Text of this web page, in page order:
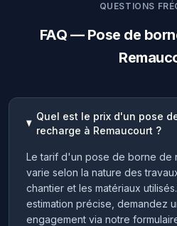
QUESTIONS
FAQ — Pose de
Quel est le prix d'un pose
recharge à Remaucourt ?
Le tarif d'un pose de borne de
varie selon la nature des
chantier et les matériaux
estimation précise, demandez
engagement via notre